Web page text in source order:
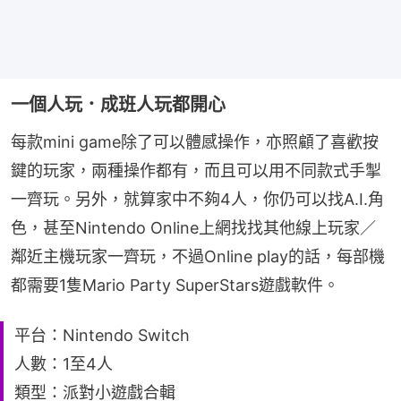
一個人玩．成班人玩都開心
每款mini game除了可以體感操作，亦照顧了喜歡按
鍵的玩家，兩種操作都有，而且可以用不同款式手掣
一齊玩。另外，就算家中不夠4人，你仍可以找A.I.角
色，甚至Nintendo Online上網找找其他線上玩家／
鄰近主機玩家一齊玩，不過Online play的話，每部機
都需要1隻Mario Party SuperStars遊戲軟件。
平台：Nintendo Switch
人數：1至4人
類型：派對小遊戲合輯